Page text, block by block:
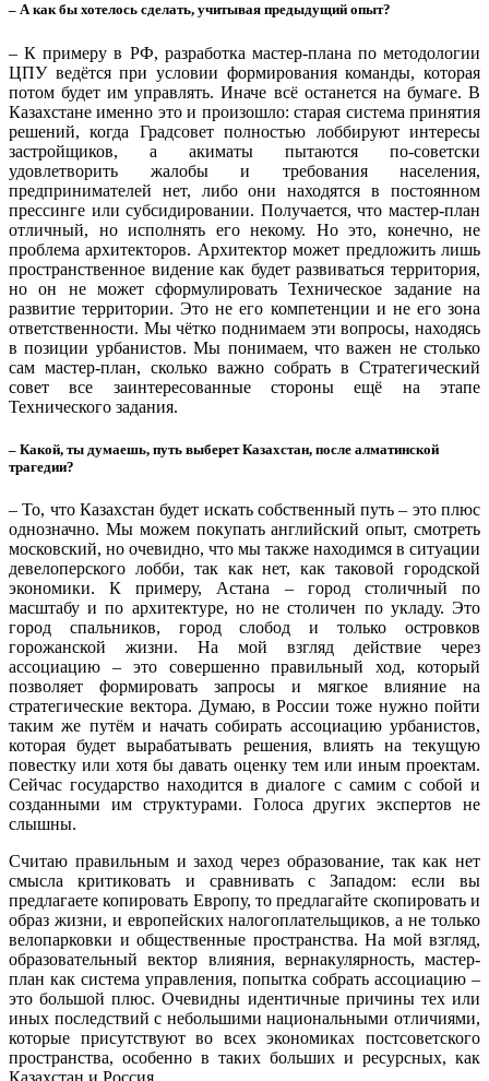
– А как бы хотелось сделать, учитывая предыдущий опыт?
– К примеру в РФ, разработка мастер-плана по методологии
ЦПУ ведётся при условии формирования команды, которая
потом будет им управлять. Иначе всё останется на бумаге. В
Казахстане именно это и произошло: старая система принятия
решений, когда Градсовет полностью лоббируют интересы
застройщиков, а акиматы пытаются по-советски
удовлетворить жалобы и требования населения,
предпринимателей нет, либо они находятся в постоянном
прессинге или субсидировании. Получается, что мастер-план
отличный, но исполнять его некому. Но это, конечно, не
проблема архитекторов. Архитектор может предложить лишь
пространственное видение как будет развиваться территория,
но он не может сформулировать Техническое задание на
развитие территории. Это не его компетенции и не его зона
ответственности. Мы чётко поднимаем эти вопросы, находясь
в позиции урбанистов. Мы понимаем, что важен не столько
сам мастер-план, сколько важно собрать в Стратегический
совет все заинтересованные стороны ещё на этапе
Технического задания.
– Какой, ты думаешь, путь выберет Казахстан, после алматинской
трагедии?
– То, что Казахстан будет искать собственный путь – это плюс
однозначно. Мы можем покупать английский опыт, смотреть
московский, но очевидно, что мы также находимся в ситуации
девелоперского лобби, так как нет, как таковой городской
экономики. К примеру, Астана – город столичный по
масштабу и по архитектуре, но не столичен по укладу. Это
город спальников, город слобод и только островков
горожанской жизни. На мой взгляд действие через
ассоциацию – это совершенно правильный ход, который
позволяет формировать запросы и мягкое влияние на
стратегические вектора. Думаю, в России тоже нужно пойти
таким же путём и начать собирать ассоциацию урбанистов,
которая будет вырабатывать решения, влиять на текущую
повестку или хотя бы давать оценку тем или иным проектам.
Сейчас государство находится в диалоге с самим с собой и
созданными им структурами. Голоса других экспертов не
слышны.
Считаю правильным и заход через образование, так как нет
смысла критиковать и сравнивать с Западом: если вы
предлагаете копировать Европу, то предлагайте скопировать и
образ жизни, и европейских налогоплательщиков, а не только
велопарковки и общественные пространства. На мой взгляд,
образовательный вектор влияния, вернакулярность, мастер-
план как система управления, попытка собрать ассоциацию –
это большой плюс. Очевидны идентичные причины тех или
иных последствий с небольшими национальными отличиями,
которые присутствуют во всех экономиках постсоветского
пространства, особенно в таких больших и ресурсных, как
Казахстан и Россия.